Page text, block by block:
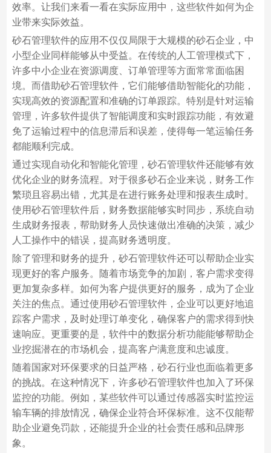
效率。让我们来看一看在实际应用中，这些软件如何为企
业带来实际效益。
砂石管理软件的应用不仅仅局限于大规模的砂石企业，中
小型企业同样能够从中受益。在传统的人工管理模式下，
许多中小企业在资源调度、订单管理等方面常常面临困
境。而借助砂石管理软件，它们能够借助智能化的功能，
实现高效的资源配置和准确的订单跟踪。特别是针对运输
管理，许多软件提供了智能调度和实时跟踪功能，有效避
免了运输过程中的信息滞后和误差，使得每一笔运输任务
都能顺利完成。
通过实现自动化和智能化管理，砂石管理软件还能够有效
优化企业的财务流程。对于很多砂石企业来说，财务工作
繁琐且容易出错，尤其是在进行账务处理和报表生成时。
使用砂石管理软件后，财务数据能够实时同步，系统自动
生成财务报表，帮助财务人员快速做出准确的决策，减少
人工操作中的错误，提高财务透明度。
除了管理和财务的提升，砂石管理软件还可以帮助企业实
现更好的客户服务。随着市场竞争的加剧，客户需求变得
更加复杂多样。如何为客户提供更好的服务，成为了企业
关注的焦点。通过使用砂石管理软件，企业可以更好地追
踪客户需求，及时处理订单变化，确保客户的需求得到快
速响应。更重要的是，软件中的数据分析功能能够帮助企
业挖掘潜在的市场机会，提高客户满意度和忠诚度。
随着国家对环保要求的日益严格，砂石行业也面临着更多
的挑战。在这种情况下，许多砂石管理软件也加入了环保
监控的功能。例如，某些软件可以通过传感器实时监控运
输车辆的排放情况，确保企业符合环保标准。这不仅能帮
助企业避免罚款，还能提升企业的社会责任感和品牌形
象。